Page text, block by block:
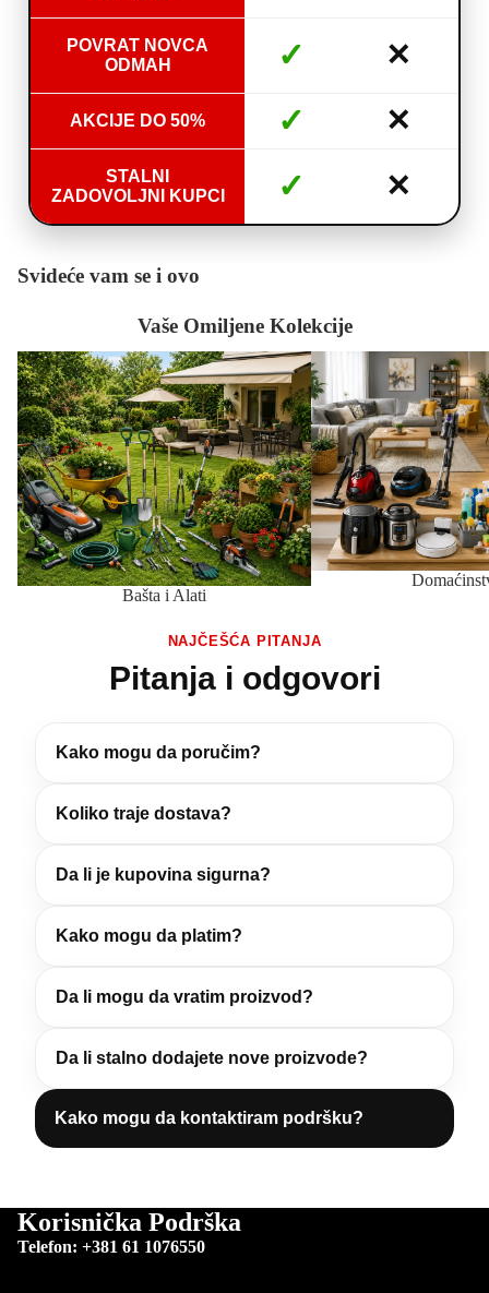
POVRAT NOVCA
ODMAH
✓ ✕
AKCIJE DO 50% ✓ ✕
STALNI
ZADOVOLJNI KUPCI
✓ ✕
Svideće vam se i ovo
Vaše Omiljene Kolekcije
Bašta i Alati
Bašta i Alati
Domaćinstvo
NAJČEŠĆA PITANJA
Pitanja i odgovori
Kako mogu da poručim?
Koliko traje dostava?
Da li je kupovina sigurna?
Kako mogu da platim?
Da li mogu da vratim proizvod?
Da li stalno dodajete nove proizvode?
Kako mogu da kontaktiram podršku?
Korisnička Podrška
Telefon: +381 61 1076550